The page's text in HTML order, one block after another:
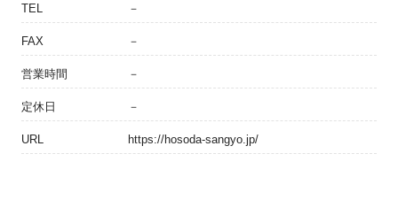
TEL －
FAX －
営業時間 －
定休日 －
URL https://hosoda-sangyo.jp/